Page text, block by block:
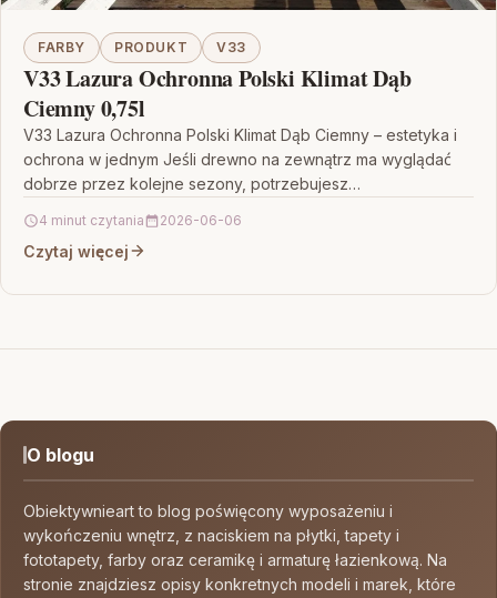
FARBY PRODUKT V33
V33 Lazura Ochronna Polski Klimat Dąb
Ciemny 0,75l
V33 Lazura Ochronna Polski Klimat Dąb Ciemny – estetyka i
ochrona w jednym Jeśli drewno na zewnątrz ma wyglądać
dobrze przez kolejne sezony, potrzebujesz…
4 minut czytania 2026-06-06
Czytaj więcej
O blogu
Obiektywnieart to blog poświęcony wyposażeniu i
wykończeniu wnętrz, z naciskiem na płytki, tapety i
fototapety, farby oraz ceramikę i armaturę łazienkową. Na
stronie znajdziesz opisy konkretnych modeli i marek, które